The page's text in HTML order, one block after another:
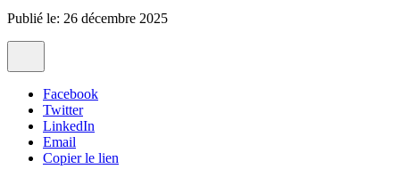
Publié le: 26 décembre 2025
Facebook
Twitter
LinkedIn
Email
Copier le lien